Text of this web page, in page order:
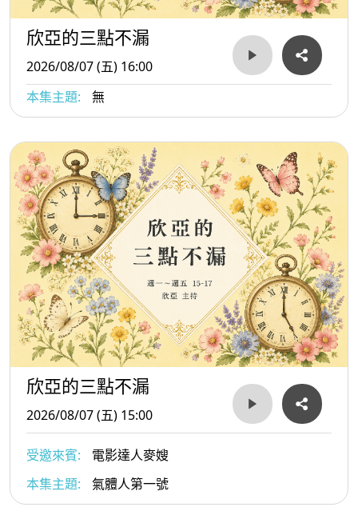
欣亞的三點不漏
2026/08/07 (五) 16:00
本集主題:
無
欣亞的三點不漏
2026/08/07 (五) 15:00
受邀來賓:
電影達人麥嫂
本集主題:
氣體人第一號